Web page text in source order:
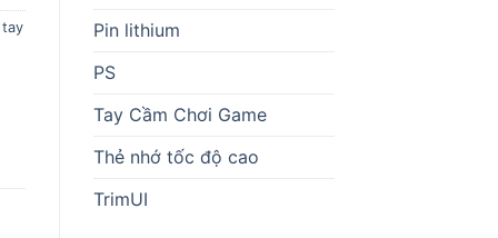
Pin lithium
PS
Tay Cầm Chơi Game
Thẻ nhớ tốc độ cao
TrimUI
tay